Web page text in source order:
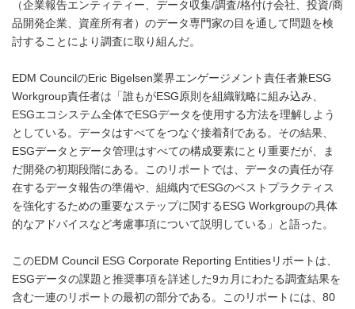
（企業報告エンティティー、データ収集/調査/格付け会社、投資/商
品開発企業、資産所有者）のデータ専門家の目を通して問題を検
討することにより調査に取り組んだ。
EDM CouncilのEric Bigelsen業界エンゲージメント責任者兼ESG
Workgroup責任者は「誰もがESG原則を組織戦略に組み込み、
ESGエコシステム全体でESGデータを使用する方法を理解しよう
としている。データはすべてをつなぐ接着剤である。その結果、
ESGデータとデータ管理はすべての構成要素にとり重要だが、ま
だ開発の初期段階にある。このリポートでは、データの責任が存
在するデータ報告の準備や、組織内でESGのベストプラクティス
を強化するための重要なステップに関するESG Workgroupの具体
的なアドバイスなど考慮事項について説明している」と語った。
このEDM Council ESG Corporate Reporting Entitiesリポートは、
ESGデータの課題と推奨事項を詳述した9カ月にわたる調査結果を
含む一連のリポートの最初の部分である。このリポートには、80